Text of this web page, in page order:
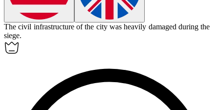
Thecivil infrastructure of the city was heavily damaged during the
siege.